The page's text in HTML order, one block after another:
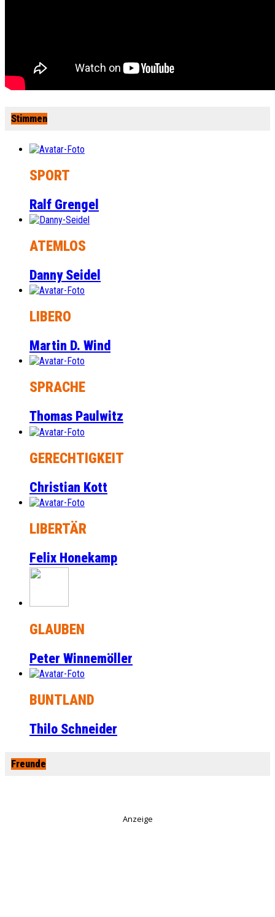
Stimmen
SPORT
Ralf Grengel
ATEMLOS
Danny Seidel
LIBERO
Martin D. Wind
SPRACHE
Thomas Paulwitz
GERECHTIGKEIT
Christian Kott
LIBERTÄR
Felix Honekamp
GLAUBEN
Peter Winnemöller
BUNTLAND
Thilo Schneider
Freunde
Anzeige